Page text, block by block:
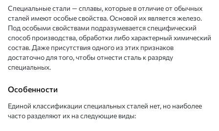
Специальные стали — сплавы, которые в отличие от обычных
сталей имеют особые свойства. Основой их является железо.
Под особыми свойствами подразумевается специфический
способ производства, обработки либо характерный химический
состав. Даже присутствия одного из этих признаков
достаточно для того, чтобы отнести сталь к разряду
специальных.
Особенности
Единой классификации специальных сталей нет, но наиболее
часто разделяют их на следующие виды: